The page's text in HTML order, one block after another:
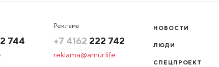
744
Реклама
+7 4162 222 742
reklama@amur.life
НОВОСТИ
ЛЮДИ
СПЕЦПРОЕКТ